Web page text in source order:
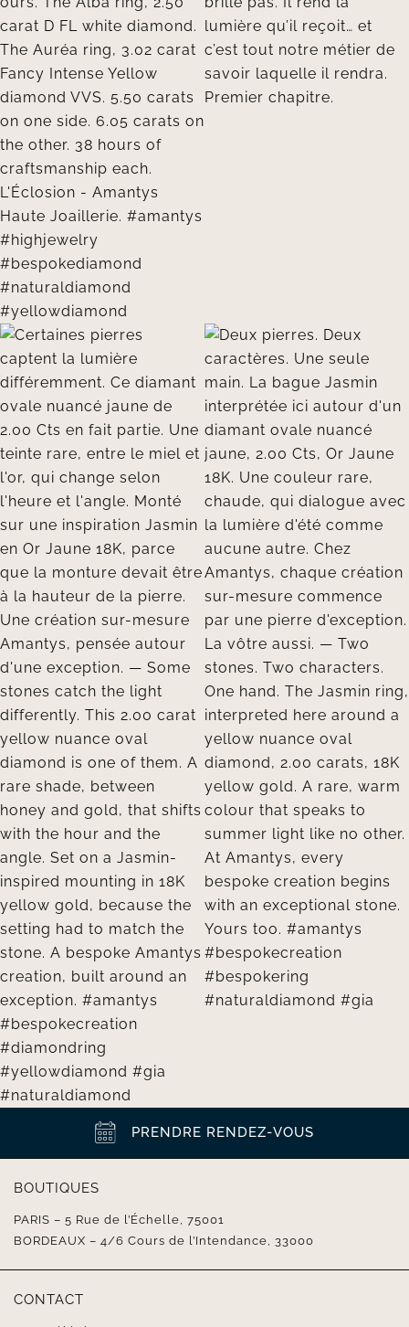
PRENDRE RENDEZ-VOUS
BOUTIQUES
PARIS – 5 Rue de l’Échelle, 75001
BORDEAUX – 4/6 Cours de l’Intendance, 33000
CONTACT